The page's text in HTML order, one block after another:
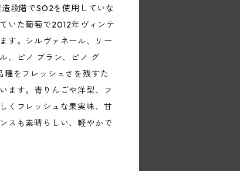
段階でSO2を使用していな
いた葡萄で2012年ヴィンテ
す。シルヴァネール、リー
、ピノ ブラン、ピノ グ
種をフレッシュさを残すた
ます。青りんごや洋梨、フ
くフレッシュな果実味、甘
スも素晴らしい、軽やかで